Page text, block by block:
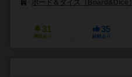
ボード＆ダイス（Board&Dice）
31
興味あり
35
経験あり